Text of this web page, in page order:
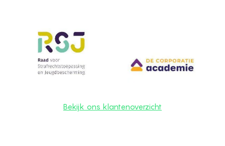
Bekijk ons klantenoverzicht